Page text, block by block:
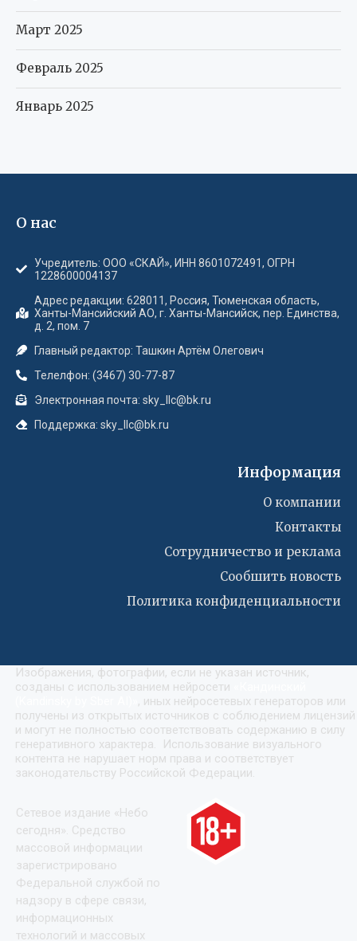
Март 2025
Февраль 2025
Январь 2025
О нас
Учредитель: ООО «СКАЙ», ИНН 8601072491, ОГРН
1228600004137
Адрес редакции: 628011, Россия, Тюменская область,
Ханты-Мансийский АО, г. Ханты-Мансийск, пер. Единства,
д. 2, пом. 7
Главный редактор: Ташкин Артём Олегович
Телелфон: (3467) 30-77-87
Электронная почта: sky_llc@bk.ru
Поддержка: sky_llc@bk.ru
Информация
О компании
Контакты
Сотрудничество и реклама
Сообшить новость
Политика конфиденциальности
Изображения, фотографии, если не указан источник,
созданы с использованием нейросети
, иных нейросетевых генераторов или
получены из открытых источников с соблюдением лицензий
и могут не полностью соответствовать содержанию в силу
генеративного характера. Использование визуального
контента не нарушает норм права и соответствует
законодательству Российской Федерации.
Сетевое издание «Небо
сегодня». Средство
массовой информации
зарегистрировано
Федеральной службой по
надзору в сфере связи,
информационных
технологий и массовых